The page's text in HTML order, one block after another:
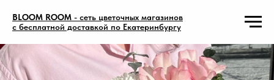
BLOOM ROOM - сеть цветочных магазинов
с бесплатной доставкой по Екатеринбургу